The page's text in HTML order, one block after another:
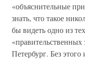
«объяснительные
знать, что такое
бы видеть одно из
Петербург. Без